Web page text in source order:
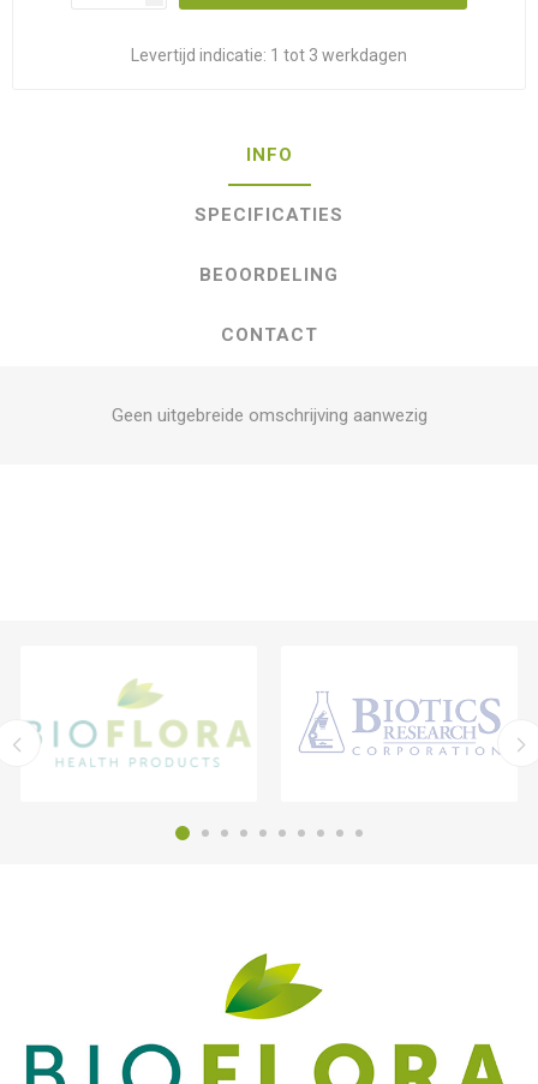
Levertijd indicatie: 1 tot 3 werkdagen
INFO
SPECIFICATIES
BEOORDELING
CONTACT
Geen uitgebreide omschrijving aanwezig